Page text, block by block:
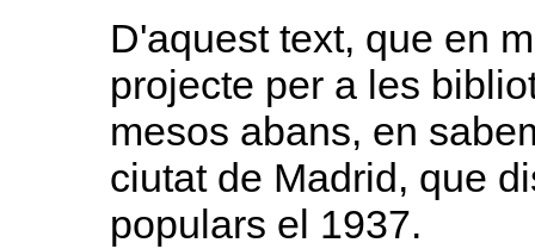
D'aquest text, que en
projecte per a les
mesos abans, en
ciutat de Madrid, que
populars el 1937.